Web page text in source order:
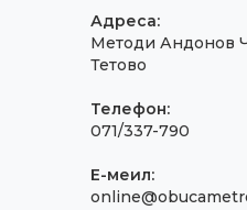
Адреса:
Методи Андонов
Тетово
Телефон:
071/337-790
E-меил: